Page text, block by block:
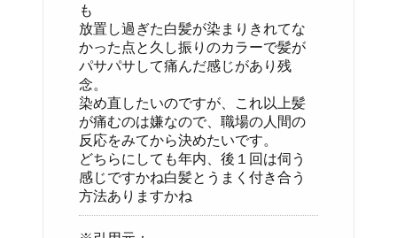
も
放置し過ぎた白髪が染まりきれてな
かった点と久し振りのカラーで髪が
パサパサして痛んだ感じがあり残
念。
染め直したいのですが、これ以上髪
が痛むのは嫌なので、職場の人間の
反応をみてから決めたいです。
どちらにしても年内、後１回は伺う
感じですかね白髪とうまく付き合う
方法ありますかね